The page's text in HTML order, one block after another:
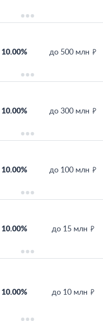
10.00% до 500 млн
10.00% до 300 млн
10.00% до 100 млн
10.00% до 15 млн
10.00% до 10 млн